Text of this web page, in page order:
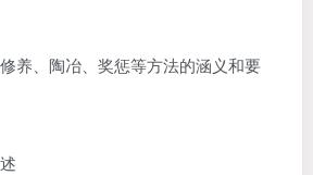
养、陶冶、奖惩等方法的涵义和要